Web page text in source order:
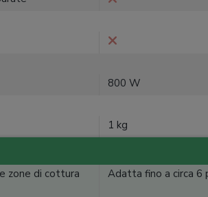
800 W
1 kg
zone di cottura
Adatta fino a circa 6